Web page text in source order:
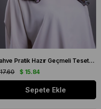
Kahve Pratik Hazır Geçmeli Tesettür Bone Sandy Kumaş Desenli Şifon Kemerli 1205D_14
$ 15.84
Sepete Ekle